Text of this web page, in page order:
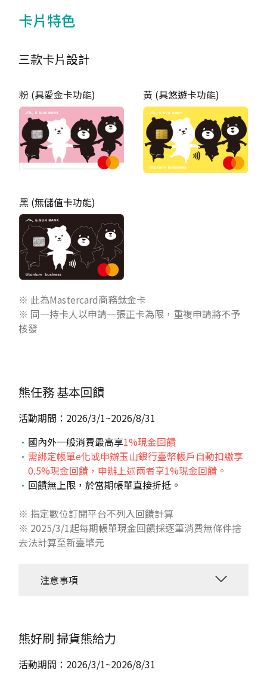
卡片特色
三款卡片設計
粉 (具愛金卡功能) 黃 (具悠遊卡功能)
黑 (無儲值卡功能)
※ 此為Mastercard商務鈦金卡
※ 同一持卡人以申請一張正卡為限，重複申請將不予
核發
熊任務基本回饋
活動期間：2026/3/1~2026/8/31
國內外一般消費最高享1%現金回饋
需綁定帳單e化或申辦玉山銀行臺幣帳戶自動扣繳享
0.5%現金回饋，申辦上述兩者享1%現金回饋。
回饋無上限，於當期帳單直接折抵。
※ 指定數位訂閱平台不列入回饋計算
※ 2025/3/1起每期帳單現金回饋採逐筆消費無條件捨
去法計算至新臺幣元
注意事項
熊好刷 掃貨熊給力
活動期間：2026/3/1~2026/8/31